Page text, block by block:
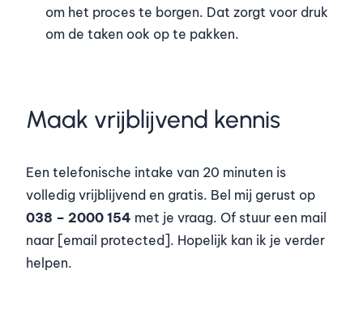
om het proces te borgen. Dat zorgt voor druk
om de taken ook op te pakken.
Maak vrijblijvend kennis
Een telefonische intake van 20 minuten is
volledig vrijblijvend en gratis. Bel mij gerust op
038 – 2000 154 met je vraag. Of stuur een mail
naar [email protected]. Hopelijk kan ik je verder
helpen.